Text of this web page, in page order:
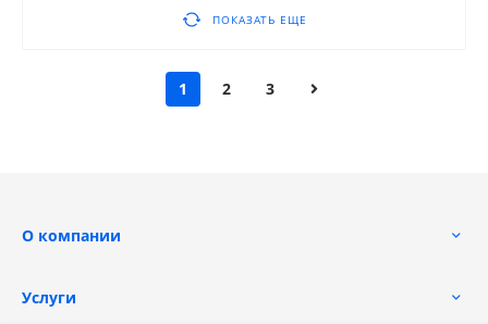
ПОКАЗАТЬ ЕЩЕ
1 2 3
О компании
Услуги